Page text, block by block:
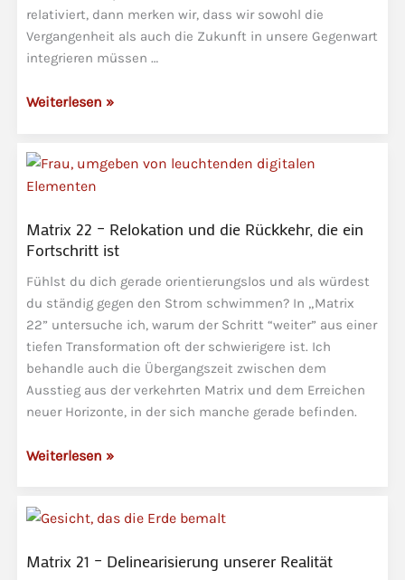
relativiert, dann merken wir, dass wir sowohl die
Vergangenheit als auch die Zukunft in unsere Gegenwart
integrieren müssen …
Matrix
Eine
Rebellion
verkehrten
Matrix
Weiterlesen »
Matrix 22 – Relokation und die Rückkehr, die ein
Fortschritt ist
Fühlst du dich gerade orientierungslos und als würdest
du ständig gegen den Strom schwimmen? In „Matrix
22” untersuche ich, warum der Schritt “weiter” aus einer
tiefen Transformation oft der schwierigere ist. Ich
behandle auch die Übergangszeit zwischen dem
Ausstieg aus der verkehrten Matrix und dem Erreichen
neuer Horizonte, in der sich manche gerade befinden.
Matrix
Relokation
die
Weiterlesen »
Matrix 21 – Delinearisierung unserer Realität